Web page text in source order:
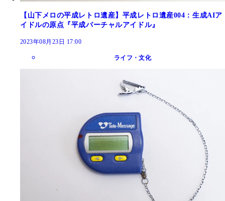
【山下メロの平成レトロ遺産】平成レトロ遺産004：生成AIア
イドルの原点『平成バーチャルアイドル』
2023年08月23日 17:00
ライフ・文化